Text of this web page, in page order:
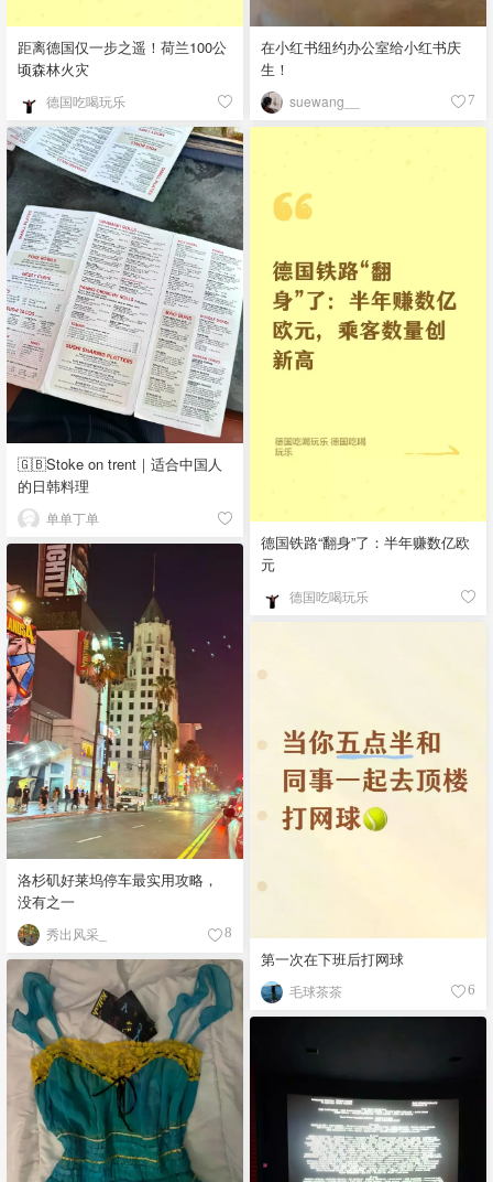
距离德国仅一步之遥！荷兰100公
顷森林火灾
德国吃喝玩乐
在小红书纽约办公室给小红书庆
生！
suewang__ 7
🇬🇧Stoke on trent｜适合中国人
的日韩料理
单单丁单
德国铁路“翻身”了：半年赚数亿欧
元
德国吃喝玩乐
洛杉矶好莱坞停车最实用攻略，
没有之一
秀出风采_ 8
第一次在下班后打网球
毛球茶茶 6